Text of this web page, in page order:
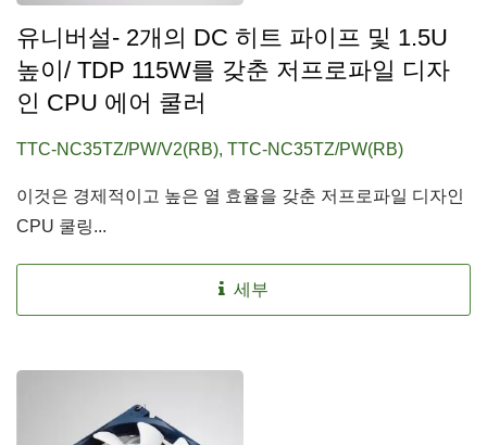
유니버설- 2개의 DC 히트 파이프 및 1.5U
높이/ TDP 115W를 갖춘 저프로파일 디자
인 CPU 에어 쿨러
TTC-NC35TZ/PW/V2(RB), TTC-NC35TZ/PW(RB)
이것은 경제적이고 높은 열 효율을 갖춘 저프로파일 디자인
CPU 쿨링...
세부